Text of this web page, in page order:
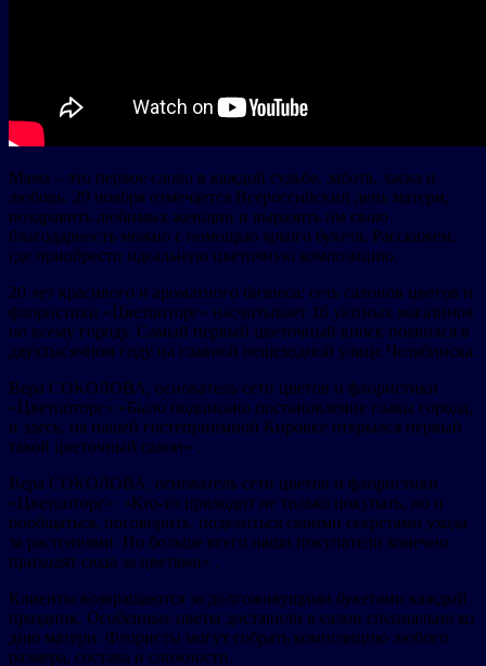
Мама – это первое слово в каждой судьбе, забота, ласка и
любовь. 29 ноября отмечается Всероссийский день матери,
поздравить любимых женщин и выразить им свою
благодарность можно с помощью яркого букета. Расскажем,
где приобрести идеальную цветочную композицию.
20 лет красивого и ароматного бизнеса: сеть салонов цветов и
флористики «Цветопторг» насчитывает 16 уютных магазинов
по всему городу. Самый первый цветочный киоск появился в
двухтысячном году на главной пешеходной улице Челябинска.
Вера СОКОЛОВА, основатель сети цветов и флористики
«Цветопторг»:»Было подписано постановление главы города,
и здесь, на нашей гостеприимной Кировке открылся первый
такой цветочный салон» .
Вера СОКОЛОВА, основатель сети цветов и флористики
«Цветопторг»: «Кто-то приходит не только покупать, но и
пообщаться, поговорить, поделиться своими секретами ухода
за растениями. Но больше всего наши покупатели конечно
приходят сюда за цветами» .
Клиенты возвращаются за долгоживущими букетами каждый
праздник. Особенные цветы доставили в салон специально ко
дню матери. Флористы могут собрать композицию любого
размера, состава и сложности.